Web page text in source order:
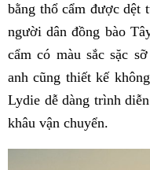
bằng thổ cẩm được dệt
người dân đồng bào
cẩm có màu sắc sặc
anh cũng thiết kế
Lydie dễ dàng trình
khâu vận chuyển.